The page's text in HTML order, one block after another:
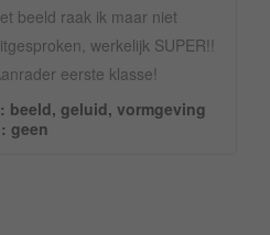
beeld raak ik maar niet
werkelijk SUPER!!
eerste klasse!
beeld, geluid, vormgeving
geen